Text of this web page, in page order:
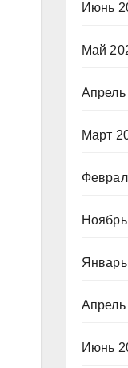
Июнь
Май
Апрель
Март
Апрель
Июнь